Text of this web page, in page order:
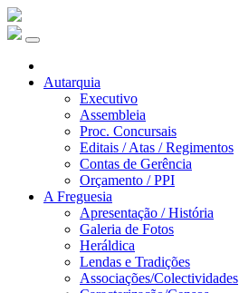
Autarquia
Executivo
Assembleia
Proc. Concursais
Editais / Atas / Regimentos
Contas de Gerência
Orçamento / PPI
A Freguesia
Apresentação / História
Galeria de Fotos
Heráldica
Lendas e Tradições
Associações/Colectividades